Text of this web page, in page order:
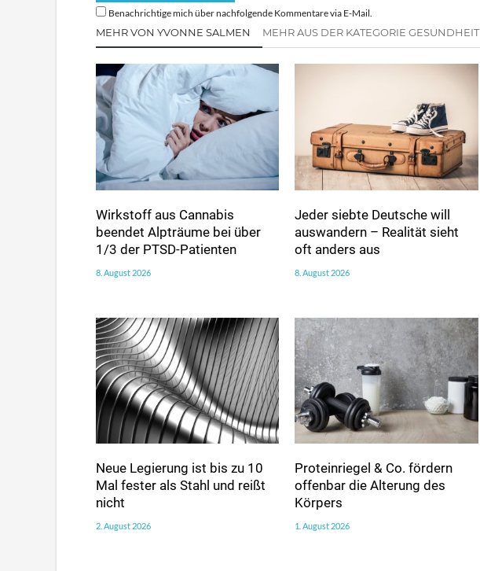
Benachrichtige mich über nachfolgende Kommentare via E-Mail.
MEHR VON YVONNE SALMEN MEHR AUS DER KATEGORIE GESUNDHEIT
Wirkstoff aus Cannabis
beendet Alpträume bei über
1/3 der PTSD-Patienten
8. August 2026
Jeder siebte Deutsche will
auswandern – Realität sieht
oft anders aus
8. August 2026
Neue Legierung ist bis zu 10
Mal fester als Stahl und reißt
nicht
2. August 2026
Proteinriegel & Co. fördern
offenbar die Alterung des
Körpers
1. August 2026